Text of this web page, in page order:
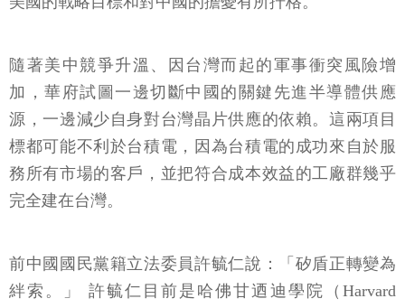
隨著美中競爭升溫、因台灣而起的軍事衝突風險增
加，華府試圖一邊切斷中國的關鍵先進半導體供應
源，一邊減少自身對台灣晶片供應的依賴。這兩項目
標都可能不利於台積電，因為台積電的成功來自於服
務所有市場的客戶，並把符合成本效益的工廠群幾乎
完全建在台灣。
前中國國民黨籍立法委員許毓仁說：「矽盾正轉變為
絆索。」 許毓仁目前是哈佛甘迺迪學院（Harvard